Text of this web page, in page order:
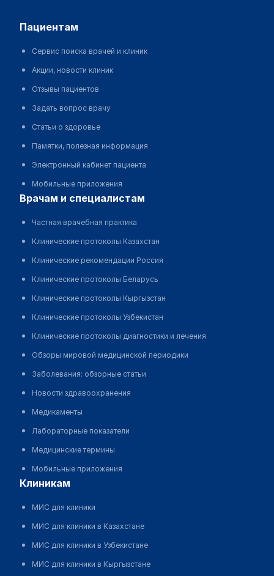
пациентам
Сервис поиска врачей и клиник
Акции, новости клиник
Отзывы пациентов
Задать вопрос врачу
Статьи о здоровье
Памятки, полезная информация
Электронный кабинет пациента
Мобильные приложения
врачам и специалистам
Частная врачебная практика
Клинические протоколы Казахстан
Клинические рекомендации Россия
Клинические протоколы Беларусь
Клинические протоколы Кыргызстан
Клинические протоколы Узбекистан
Клинические протоколы диагностики и лечения
Обзоры мировой медицинской периодики
Заболевания: обзорные статьи
Новости здравоохранения
Медикаменты
Лабораторные показатели
Медицинские термины
Мобильные приложения
клиникам
МИС для клиники
МИС для клиники в Казахстане
МИС для клиники в Узбекистане
МИС для клиники в Кыргызстане